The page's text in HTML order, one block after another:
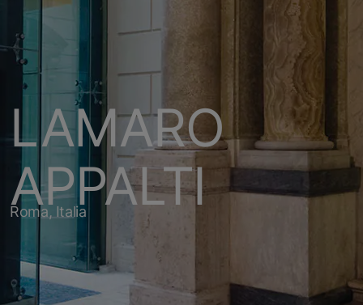
LAMARO
APPALTI
Roma, Italia